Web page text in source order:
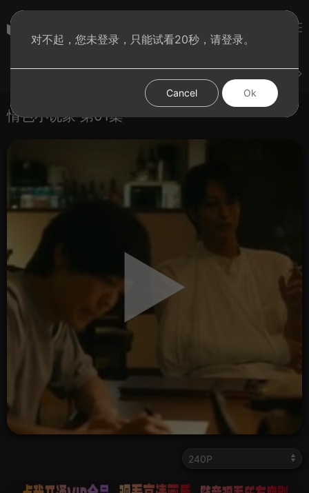
情色小说家 第01集
对不起，您未登录，只能试看20秒，请登录。
Cancel Ok